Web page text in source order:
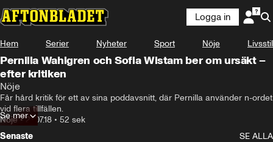
Logga in
Hem Serier Nyheter Sport Nöje Livsstil
Pernilla Wahlgren och Sofia Wistam ber om ursäkt –
efter kritiken
Nöje
Får hård kritik för ett av sina poddavsnitt, där Pernilla använder n-ordet
vid flera tillfällen.
Nöje•21.07.18 • 52 sek
Se mer
Senaste
SE ALLA